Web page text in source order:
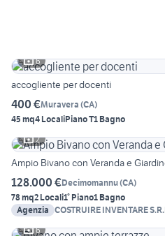
6
accogliente per docenti
400 €Muravera (CA)
45 mq4 LocaliPiano T1 Bagno
2
Ampio Bivano con Veranda e
128.000 €Decimomannu(CA)
78 mq2 Locali1° Piano1 Bagno
Agenzia COSTRUIRE INVENTARE
6